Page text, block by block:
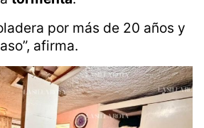
y nietos la ayudan a retirar
sus pertenencias dañadas,
de granizo siguen
calles de la alcaldía a casi
tormenta.